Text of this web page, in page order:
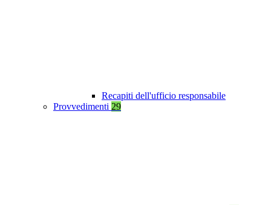
Recapiti dell'ufficio responsabile
Provvedimenti 29